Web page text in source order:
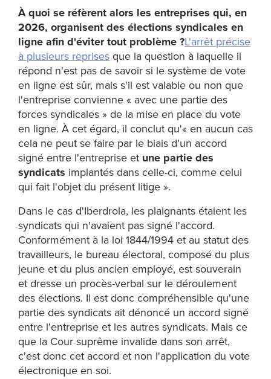
À quoi se réfèrent alors les entreprises qui, en
2026, organisent des élections syndicales en
ligne afin d'éviter tout problème ?L'arrêt précise
à plusieurs reprisesque la question à laquelle il
répond n'est pas de savoir si le système de vote
en ligne est sûr, mais s'il est valable ou non que
l'entreprise convienne « avec une partie des
forces syndicales » de la mise en place du vote
en ligne. À cet égard, il conclut qu'« en aucun cas
cela ne peut se faire par le biais d'un accord
signé entre l'entreprise et une partie des
syndicats implantés dans celle-ci, comme celui
qui fait l'objet du présent litige ».
Dans le cas d'Iberdrola, les plaignants étaient les
syndicats qui n'avaient pas signé l'accord.
Conformément à la loi 1844/1994 et au statut des
travailleurs, le bureau électoral, composé du plus
jeune et du plus ancien employé, est souverain
et dresse un procès-verbal sur le déroulement
des élections. Il est donc compréhensible qu'une
partie des syndicats ait dénoncé un accord signé
entre l'entreprise et les autres syndicats. Mais ce
que la Cour suprême invalide dans son arrêt,
c'est donc cet accord et non l'application du vote
électronique en soi.